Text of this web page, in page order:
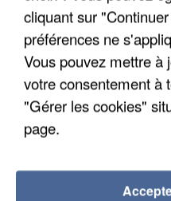
cliquant sur
préférences ne
Vous pouvez mettre à
votre consentement à
"Gérer les cookies"
page.